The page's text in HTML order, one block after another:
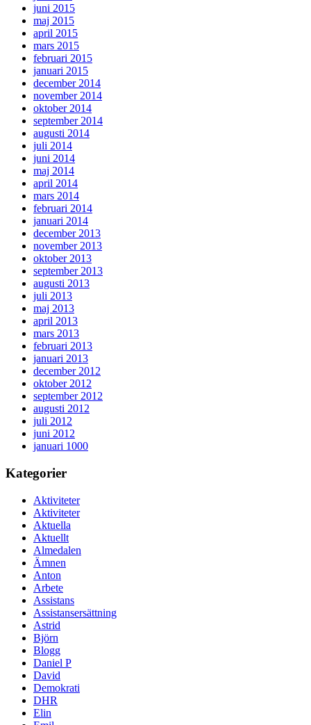
juni 2015
maj 2015
april 2015
mars 2015
februari 2015
januari 2015
december 2014
november 2014
oktober 2014
september 2014
augusti 2014
juli 2014
juni 2014
maj 2014
april 2014
mars 2014
februari 2014
januari 2014
december 2013
november 2013
oktober 2013
september 2013
augusti 2013
juli 2013
maj 2013
april 2013
mars 2013
februari 2013
januari 2013
december 2012
oktober 2012
september 2012
augusti 2012
juli 2012
juni 2012
januari 1000
Kategorier
Aktiviteter
Aktiviteter
Aktuella
Aktuellt
Almedalen
Ämnen
Anton
Arbete
Assistans
Assistansersättning
Astrid
Björn
Blogg
Daniel P
David
Demokrati
DHR
Elin